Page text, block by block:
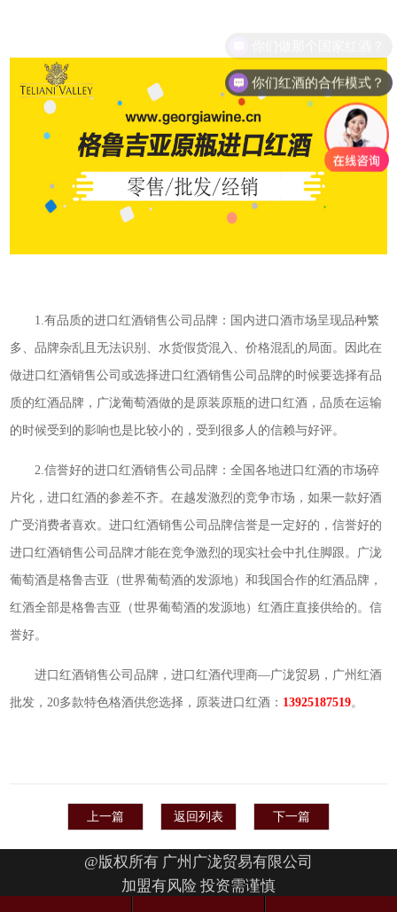
1.有品质的进口红酒销售公司品牌：国内进口酒市场呈现品种繁
多、品牌杂乱且无法识别、水货假货混入、价格混乱的局面。因此在
做进口红酒销售公司或选择进口红酒销售公司品牌的时候要选择有品
质的红酒品牌，广泷葡萄酒做的是原装原瓶的进口红酒，品质在运输
的时候受到的影响也是比较小的，受到很多人的信赖与好评。
2.信誉好的进口红酒销售公司品牌：全国各地进口红酒的市场碎
片化，进口红酒的参差不齐。在越发激烈的竞争市场，如果一款好酒
广受消费者喜欢。进口红酒销售公司品牌信誉是一定好的，信誉好的
进口红酒销售公司品牌才能在竞争激烈的现实社会中扎住脚跟。广泷
葡萄酒是格鲁吉亚（世界葡萄酒的发源地）和我国合作的红酒品牌，
红酒全部是格鲁吉亚（世界葡萄酒的发源地）红酒庄直接供给的。信
誉好。
进口红酒销售公司品牌，进口红酒代理商—广泷贸易，广州红酒
批发，20多款特色格酒供您选择，原装进口红酒： 13925187519。
上一篇 返回列表 下一篇
@版权所有 广州广泷贸易有限公司
加盟有风险 投资需谨慎
你们红酒的合作模式？